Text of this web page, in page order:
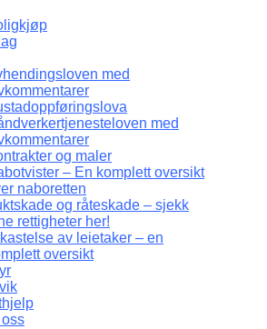
med
med
og maler
– En komplett oversikt
naboretten
og råteskade – sjekk
rettigheter her!
av leietaker – en
oversikt